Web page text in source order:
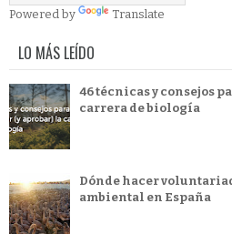
Powered by Translate
LO MÁS LEÍDO
46 técnicas y consejos
carrera de biología
Dónde hacer
ambiental en España